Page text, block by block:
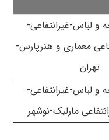
و لباس-غیرانتفاعی-
معماری و هنرپارس-
تهران
و لباس-غیرانتفاعی-
مارلیک-نوشهر